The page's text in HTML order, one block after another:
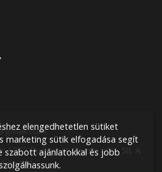
1202 Budapest, Fiume utca 58. A
elengedhetetlen sütiket
marketing sütik elfogadása segít
szabott ajánlatokkal és jobb